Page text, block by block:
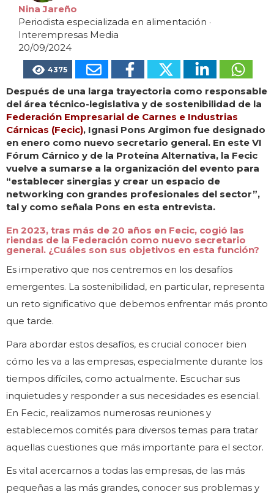
Nina Jareño
Periodista especializada en alimentación ·
Interempresas Media
20/09/2024
4375
Después de una larga trayectoria como responsable
del área técnico-legislativa y de sostenibilidad de la
Federación Empresarial de Carnes e Industrias
Cárnicas (Fecic), Ignasi Pons Argimon fue designado
en enero como nuevo secretario general. En este VI
Fórum Cárnico y de la Proteína Alternativa, la Fecic
vuelve a sumarse a la organización del evento para
“establecer sinergias y crear un espacio de
networking con grandes profesionales del sector”,
tal y como señala Pons en esta entrevista.
En 2023, tras más de 20 años en Fecic, cogió las
riendas de la Federación como nuevo secretario
general. ¿Cuáles son sus objetivos en esta función?
Es imperativo que nos centremos en los desafíos
emergentes. La sostenibilidad, en particular, representa
un reto significativo que debemos enfrentar más pronto
que tarde.
Para abordar estos desafíos, es crucial conocer bien
cómo les va a las empresas, especialmente durante los
tiempos difíciles, como actualmente. Escuchar sus
inquietudes y responder a sus necesidades es esencial.
En Fecic, realizamos numerosas reuniones y
establecemos comités para diversos temas para tratar
aquellas cuestiones que más importante para el sector.
Es vital acercarnos a todas las empresas, de las más
pequeñas a las más grandes, conocer sus problemas y